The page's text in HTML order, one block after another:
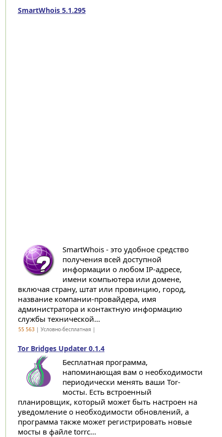
SmartWhois 5.1.295
SmartWhois - это удобное средство
получения всей доступной
информации о любом IP-адресе,
имени компьютера или домене,
включая страну, штат или провинцию, город,
название компании-провайдера, имя
администратора и контактную информацию
службы технической...
55 563| Условно-бесплатная |
Tor Bridges Updater 0.1.4
Бесплатная программа,
напоминающая вам о необходимости
периодически менять ваши Tor-
мосты. Есть встроенный
планировщик, который может быть настроен на
уведомление о необходимости обновлений, а
программа также может регистрировать новые
мосты в файле torrc...